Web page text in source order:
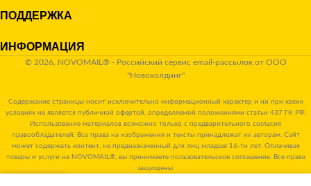
ПОДДЕРЖКА
ИНФОРМАЦИЯ
© 2026, NOVOMAIL® - Российский сервис email-рассылок от ООО
"Новохолдинг"
Содержание страницы носит исключительно информационный характер и ни при каких
условиях не является публичной офертой, определяемой положениями статьи 437 ГК РФ.
Использование материалов возможно только с предварительного согласия
правообладателей. Все права на изображения и тексты принадлежат их авторам. Сайт
может содержать контент, не предназначенный для лиц младше 16-ти лет. Оплачивая
товары и услуги на NOVOMAIL®, вы принимаете пользовательское соглашение. Все права
защищены.